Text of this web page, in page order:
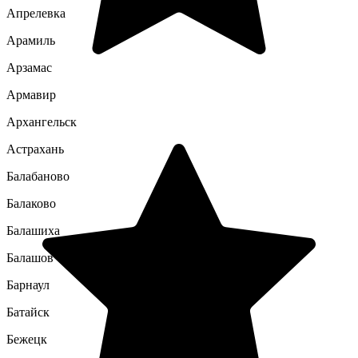
Апрелевка
Арамиль
Арзамас
Армавир
Архангельск
Астрахань
Балабаново
Балаково
Балашиха
Балашов
Барнаул
Батайск
Бежецк